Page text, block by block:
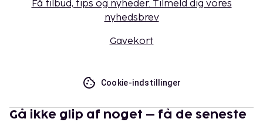
Få tilbud, tips og nyheder. Tilmeld dig vores
nyhedsbrev
Gavekort
Cookie-indstillinger
Gå ikke glip af noget – få de seneste